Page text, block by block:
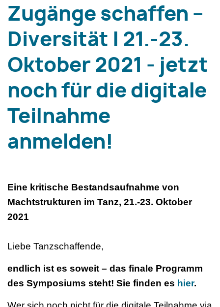
Zugänge schaffen –
Diversität | 21.-23.
Oktober 2021 - jetzt
noch für die digitale
Teilnahme
anmelden!
Eine kritische Bestandsaufnahme von
Machtstrukturen im Tanz, 21.-23. Oktober
2021
Liebe Tanzschaffende,
endlich ist es soweit – das finale Programm
des Symposiums steht! Sie finden es hier.